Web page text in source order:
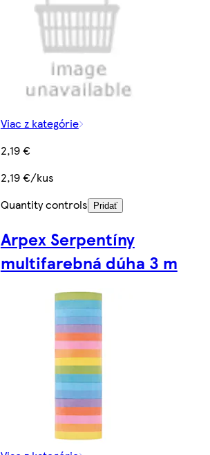
Viac z kategórie
2,19 €
2,19 €/kus
Quantity controls
Pridať
Arpex Serpentíny
multifarebná dúha 3 m